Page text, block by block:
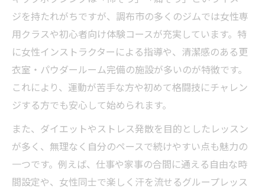
ジを持たれがちですが、調布市の多くのジムでは女性専
用クラスや初心者向け体験コースが充実しています。特
に女性インストラクターによる指導や、清潔感のある更
衣室・パウダールーム完備の施設が多いのが特徴です。
これにより、運動が苦手な方や初めて格闘技にチャレン
ジする方でも安心して始められます。
また、ダイエットやストレス発散を目的としたレッスン
が多く、無理なく自分のペースで続けやすい点も魅力の
一つです。例えば、仕事や家事の合間に通える自由な時
間設定や、女性同士で楽しく汗を流せるグループレッス